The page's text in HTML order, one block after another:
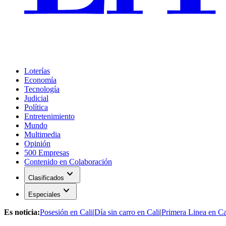
Loterías
Economía
Tecnología
Judicial
Política
Entretenimiento
Mundo
Multimedia
Opinión
500 Empresas
Contenido en Colaboración
Clasificados expand_more
Especiales expand_more
Es noticia:Posesión en Cali|Día sin carro en Cali|Primera Linea en